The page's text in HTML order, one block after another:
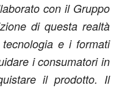
con il Gruppo
di questa realtà
e i formati
i consumatori in
il prodotto. Il